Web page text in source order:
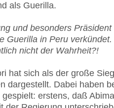
als Guerilla.
und besonders Präsident
Guerilla in Peru verkündet.
nicht der Wahrheit?!
hat sich als der große
dargestellt. Dabei haben
erstens, daß